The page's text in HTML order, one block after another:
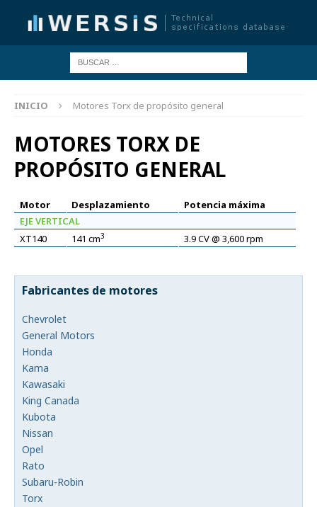
INICIO Motores Torx de propósito general
MOTORES TORX DE
PROPÓSITO GENERAL
Motor Desplazamiento
Potencia máxima
EJE VERTICAL
XT140
141 cm3 3.9 CV @ 3,600 rpm
Fabricantes de motores
Chevrolet
General Motors
Honda
Kama
Kawasaki
King Canada
Kubota
Nissan
Opel
Rato
Subaru-Robin
Torx